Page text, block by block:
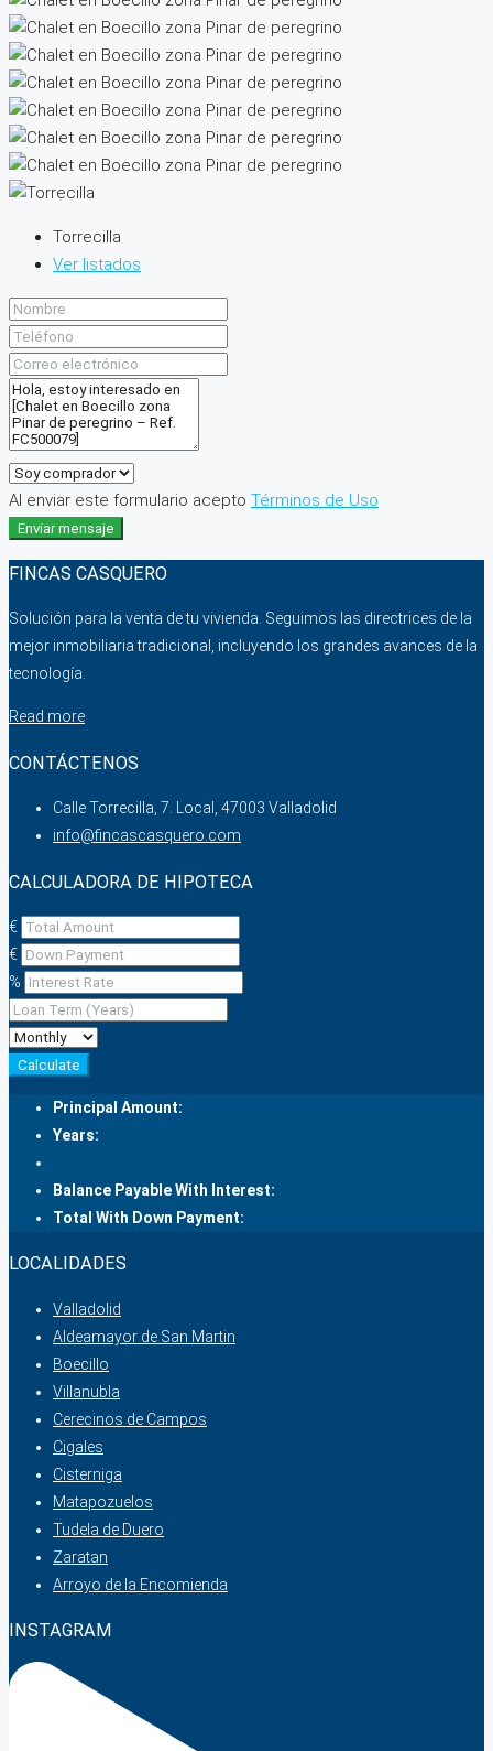
Torrecilla
Ver listados
Al enviar este formulario acepto Términos de Uso
Enviar mensaje
FINCAS CASQUERO
Solución para la venta de tu vivienda. Seguimos las directrices de la
mejor inmobiliaria tradicional, incluyendo los grandes avances de la
tecnología.
Read more
CONTÁCTENOS
Calle Torrecilla, 7. Local, 47003 Valladolid
info@fincascasquero.com
CALCULADORA DE HIPOTECA
€
€
%
Calculate
Principal Amount:
Years:
Balance Payable With Interest:
Total With Down Payment:
LOCALIDADES
Valladolid
Aldeamayor de San Martin
Boecillo
Villanubla
Cerecinos de Campos
Cigales
Cisterniga
Matapozuelos
Tudela de Duero
Zaratan
Arroyo de la Encomienda
INSTAGRAM